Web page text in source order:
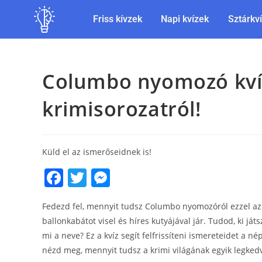
Friss kívzek Napi kvízek
Columbo nyomozó
krimisorozatról!
Küld el az ismerőseidnek is!
F
a
c
e
b
T
itt
er
e
ss
e
n
Fedezd fel, mennyit tudsz Columbo nyomozóról ezzel
ballonkabátot visel és híres kutyájával jár. Tudod, ki
mi a neve? Ez a kvíz segít felfrissíteni ismereteidet a
nézd meg, mennyit tudsz a krimi világának egyik